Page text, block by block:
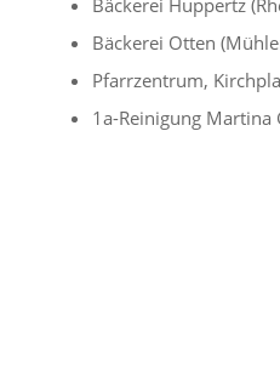
Bäckerei Huppertz
Bäckerei Otten
Pfarrzentrum,
1a-Reinigung Martina